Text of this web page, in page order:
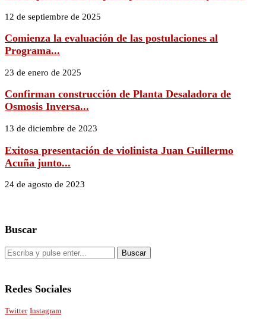
12 de septiembre de 2025
Comienza la evaluación de las postulaciones al
Programa...
23 de enero de 2025
Confirman construcción de Planta Desaladora de
Osmosis Inversa...
13 de diciembre de 2023
Exitosa presentación de violinista Juan Guillermo
Acuña junto...
24 de agosto de 2023
Buscar
Redes Sociales
Twitter Instagram